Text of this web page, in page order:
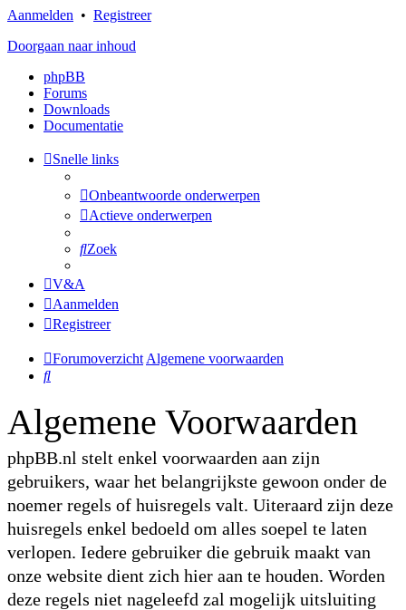
Aanmelden • Registreer
Doorgaan naar inhoud
phpBB
Forums
Downloads
Documentatie
Snelle links
Onbeantwoorde onderwerpen
Actieve onderwerpen
Zoek
V&A
Aanmelden
Registreer
Forumoverzicht Algemene voorwaarden
Zoek
Algemene Voorwaarden
phpBB.nl stelt enkel voorwaarden aan zijn
gebruikers, waar het belangrijkste gewoon onder de
noemer regels of huisregels valt. Uiteraard zijn deze
huisregels enkel bedoeld om alles soepel te laten
verlopen. Iedere gebruiker die gebruik maakt van
onze website dient zich hier aan te houden. Worden
deze regels niet nageleefd zal mogelijk uitsluiting